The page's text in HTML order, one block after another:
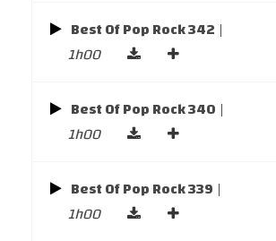
Best Of Pop Rock 342 |
1h00
Best Of Pop Rock 340 |
1h00
Best Of Pop Rock 339 |
1h00